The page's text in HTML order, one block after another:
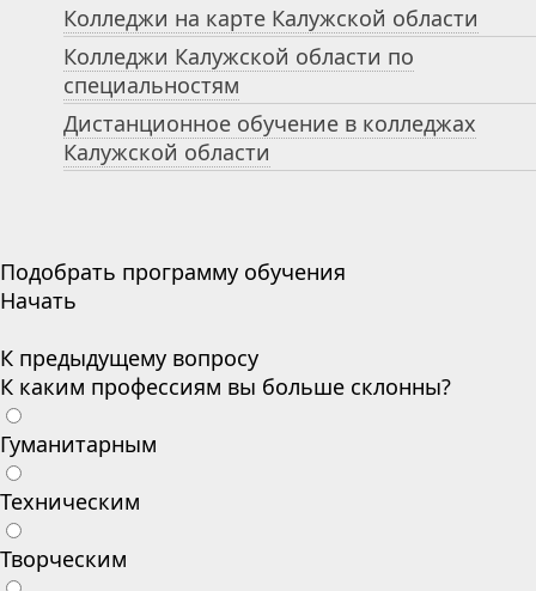
Колледжи на карте Калужской области
Колледжи Калужской области по
специальностям
Дистанционное обучение в колледжах
Калужской области
Подобрать программу обучения
Начать
К предыдущему вопросу
К каким профессиям вы больше склонны?
Гуманитарным
Техническим
Творческим